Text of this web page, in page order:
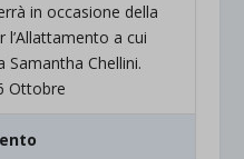
in occasione della
l’Allattamento a cui
Samantha Chellini.
Ottobre